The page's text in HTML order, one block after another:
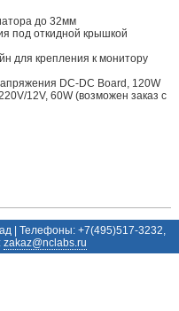
до 32мм
под откидной крышкой
для крепления к монитору
DC-DC Board, 120W
12V, 60W (возможен заказ с
| Телефоны: +7(495)517-3232,
ur.sbalcn@zakaz